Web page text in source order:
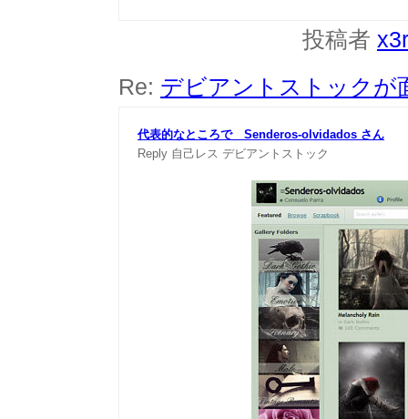
投稿者
Re: デビアントストックが
代表的なところで Senderos-olvidados さん
Reply 自己レス デビアントストック